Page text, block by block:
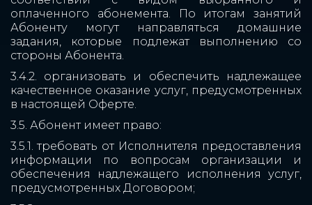
оплаченного абонемента. По итогам занятий
Абоненту могут направляться домашние
задания, которые подлежат выполнению со
стороны Абонента.
3.4.2. организовать и обеспечить надлежащее
качественное оказание услуг, предусмотренных
в настоящей Оферте.
3.5. Абонент имеет право:
3.5.1. требовать от Исполнителя предоставления
информации по вопросам организации и
обеспечения надлежащего исполнения услуг,
предусмотренных Договором;